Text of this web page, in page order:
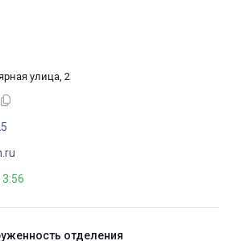
улица, 2
отделения